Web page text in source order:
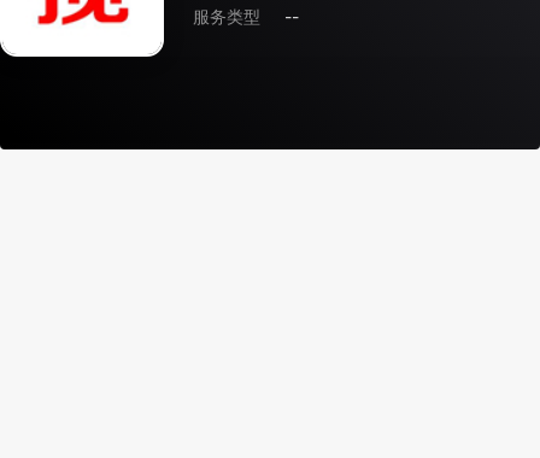
服务类型
--